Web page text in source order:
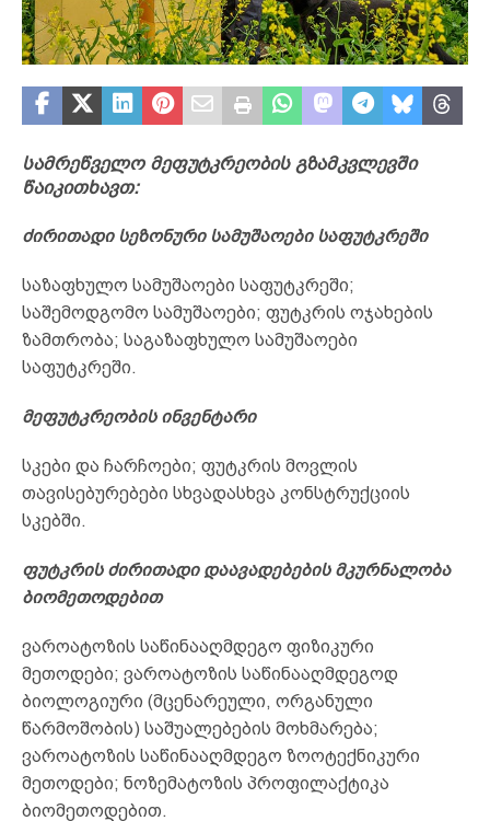
სამრეწველო მეფუტკრეობის გზამკვლევში
წაიკითხავთ:
ძირითადი სეზონური სამუშაოები საფუტკრეში
საზაფხულო სამუშაოები საფუტკრეში;
საშემოდგომო სამუშაოები; ფუტკრის ოჯახების
ზამთრობა; საგაზაფხულო სამუშაოები
საფუტკრეში.
მეფუტკრეობის ინვენტარი
სკები და ჩარჩოები; ფუტკრის მოვლის
თავისებურებები სხვადასხვა კონსტრუქციის
სკებში.
ფუტკრის ძირითადი დაავადებების მკურნალობა
ბიომეთოდებით
ვაროატოზის საწინააღმდეგო ფიზიკური
მეთოდები; ვაროატოზის საწინააღმდეგოდ
ბიოლოგიური (მცენარეული, ორგანული
წარმოშობის) საშუალებების მოხმარება;
ვაროატოზის საწინააღმდეგო ზოოტექნიკური
მეთოდები; ნოზემატოზის პროფილაქტიკა
ბიომეთოდებით.